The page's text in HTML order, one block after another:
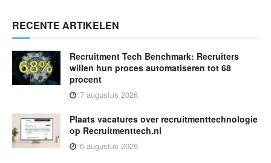
RECENTE ARTIKELEN
Recruitment Tech Benchmark: Recruiters
willen hun proces automatiseren tot 68
procent
7 augustus 2026
Plaats vacatures over recruitmenttechnologie
op Recruitmenttech.nl
6 augustus 2026